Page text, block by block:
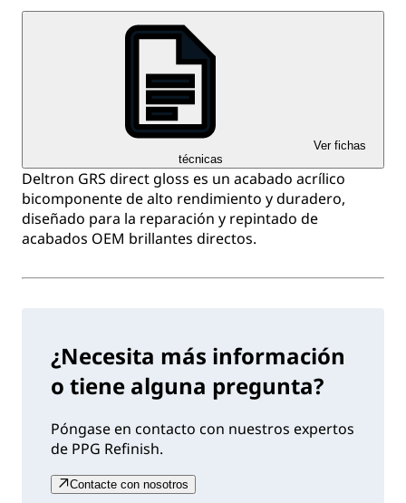
Ver fichas
técnicas
Deltron GRS direct gloss es un acabado acrílico
bicomponente de alto rendimiento y duradero,
diseñado para la reparación y repintado de
acabados OEM brillantes directos.
¿Necesita más información
o tiene alguna pregunta?
Póngase en contacto con nuestros expertos
de PPG Refinish.
Contacte con nosotros